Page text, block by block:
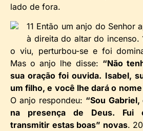
lado de fora.
11 Então um anjo do Senhor
à direita do altar do incenso.
o viu, perturbou-se e foi
Mas o anjo lhe disse: “Não
sua oração foi ouvida. Isabel,
um filho, e você lhe dará o
O anjo respondeu: “Sou
na presença de Deus. Fui
transmitir estas boas” novas.